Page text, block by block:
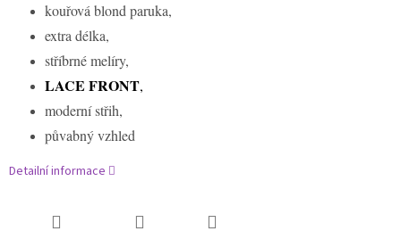
kouřová blond paruka,
extra délka,
stříbrné melíry,
LACE FRONT,
moderní střih,
půvabný vzhled
Detailní informace